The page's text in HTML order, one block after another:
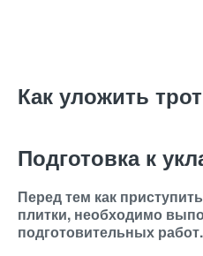
Как уложить
Подготовка к
Перед тем как
плитки, необходимо
подготовительных работ.